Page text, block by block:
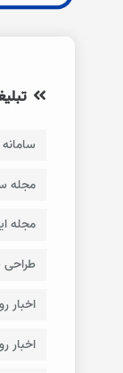
مجله
مجله
اخبار
اخبار